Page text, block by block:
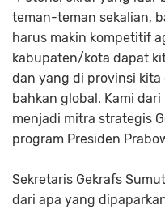
teman-teman sekalian,
harus makin kompetitif
kabupaten/kota dapat
dan yang di provinsi kita
bahkan global. Kami
menjadi mitra strategis
program Presiden
Sekretaris Gekrafs
dari apa yang